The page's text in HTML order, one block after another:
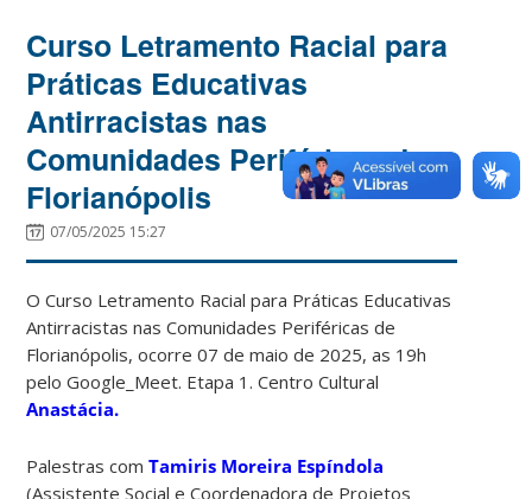
Curso Letramento Racial para
Práticas Educativas
Antirracistas nas
Comunidades Periféricas de
Florianópolis
07/05/2025 15:27
O Curso Letramento Racial para Práticas Educativas
Antirracistas nas Comunidades Periféricas de
Florianópolis, ocorre 07 de maio de 2025, as 19h
pelo Google_Meet. Etapa 1. Centro Cultural
Anastácia.
Palestras comTamiris Moreira Espíndola
(Assistente Social e Coordenadora de Projetos